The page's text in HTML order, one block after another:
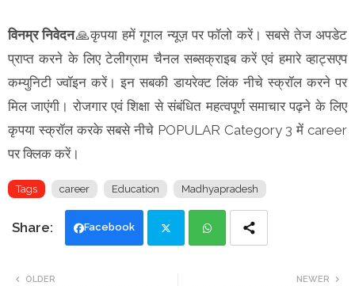
विनम्र निवेदन🙏कृपया हमें गूगल न्यूज़ पर फॉलो करें। सबसे तेज अपडेट
प्राप्त करने के लिए टेलीग्राम चैनल सब्सक्राइब करें एवं हमारे व्हाट्सएप
कम्युनिटी ज्वॉइन करें। इन सबकी डायरेक्ट लिंक नीचे स्क्रॉल करने पर
मिल जाएंगी। रोजगार एवं शिक्षा से संबंधित महत्वपूर्ण समाचार पढ़ने के लिए
कृपया स्क्रॉल करके सबसे नीचे POPULAR Category 3 में career
पर क्लिक करें।
Tags career Education Madhyapradesh
Facebook
NEWER
OLDER